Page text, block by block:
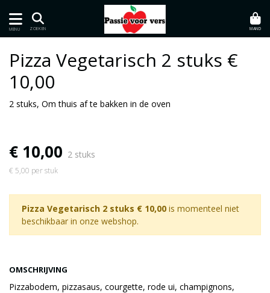
MENU ZOEKEN MAND
OMSCHRIJVING
Pizzabodem, pizzasaus, courgette, rode ui, champignons,
Pizza Vegetarisch 2 stuks €
10,00
2 stuks, Om thuis af te bakken in de oven
€ 10,00 2 stuks
€ 5,00 per stuk
Pizza Vegetarisch 2 stuks € 10,00 is momenteel niet
beschikbaar in onze webshop.